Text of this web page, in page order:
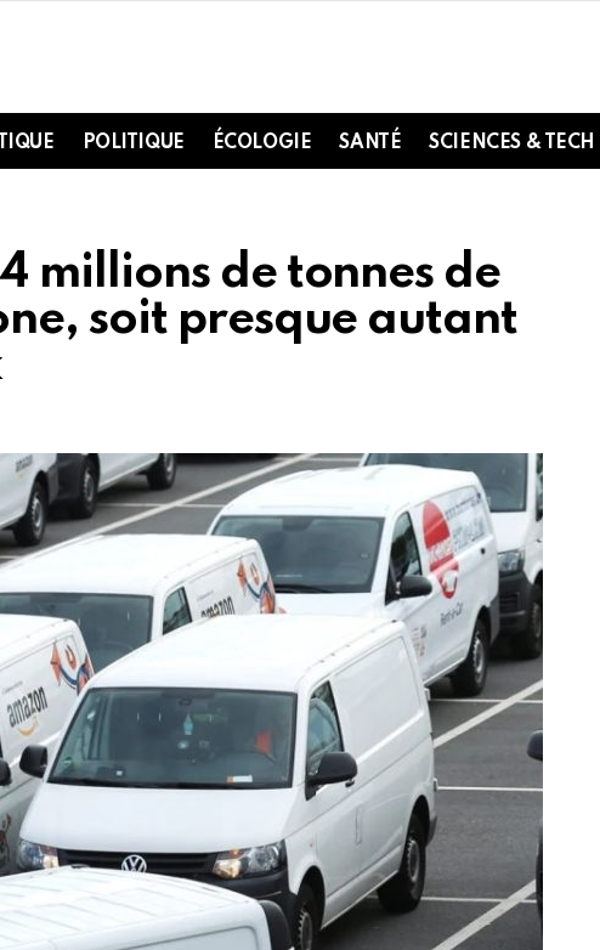
POLITIQUE ÉCOLOGIE SANTÉ SCIENCES & TECH
millions de tonnes de
soit presque autant